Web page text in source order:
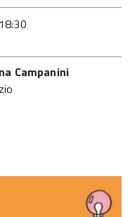
18:30
Campanini